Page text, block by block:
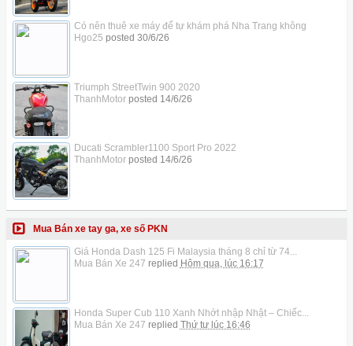
Có nên thuê xe máy để tự khám phá Nha Trang không
Hgo25 posted 30/6/26
Triumph StreetTwin 900 2020
ThanhMotorposted 14/6/26
Ducati Scrambler1100 Sport Pro 2022
ThanhMotorposted 14/6/26
Mua Bán xe tay ga, xe số PKN
Giá Honda Dash 125 Fi Malaysia tháng 8 chỉ từ 74...
Mua Bán Xe 247 replied Hôm qua, lúc 16:17
Honda Super Cub 110 Xanh Nhớt nhập Nhật – Chiếc...
Mua Bán Xe 247 replied Thứ tư lúc 16:46